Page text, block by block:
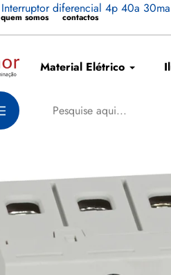
quem somos contactos
Material Elétrico
Interruptor diferencial 4p 40a